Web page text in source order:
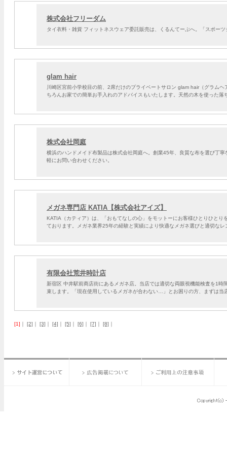
株式会社フリーダム
タイ衣料・雑貨 フィットネスウェア委託販売は、くるんてーぷへ。「スポー
glam hair
川崎区宮前小学校目の前、2席だけのプライベートサロン glam hair（グラム
ちろんお家での簡単お手入れのアドバイスもいたします。天然の木を使った
株式会社岡庭
横浜のハンドメイド布製品は株式会社岡庭へ。創業45年、良質な布を選び丁
軽にお問い合わせください。
メガネ専門店 KATIA【株式会社アイズ】
KATIA（カティア）は、「おもてなしの心」をモットーにお客様ひとりひと
ております。メガネ業界25年の経験と実績により快適なメガネ選びと適切な
有限会社荒井時計店
新宿区 中井駅前商店街にあるメガネ店。当店では適切な両眼視機能検査を1
束します。「現在使用しているメガネが合わない…」とお困りの方、まずは
[1] ｜ [2] ｜ [3] ｜ [4] ｜ [5] ｜ [6] ｜ [7] ｜ [8] ｜
サイト運営について 広告掲載について ご利用上の注意事項